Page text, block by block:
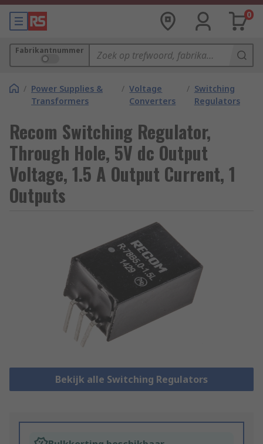
0
Fabrikantnummer
/ Power Supplies &
Transformers
/ Voltage
Converters
/ Switching
Regulators
Recom Switching Regulator,
Through Hole, 5V dc Output
Voltage, 1.5 A Output Current, 1
Outputs
Bekijk alle Switching Regulators